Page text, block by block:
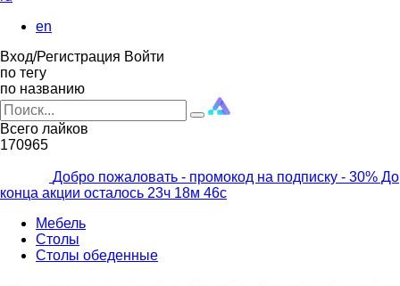
en
Вход/Регистрация Войти
по тегу
по названию
Всего лайков
170965
Добро пожаловать - промокод на подписку - 30% До
конца акции осталось 23ч 18м 44с
Мебель
Столы
Столы обеденные